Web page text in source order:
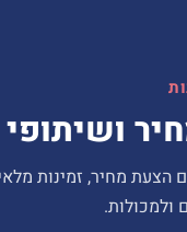
הצעת מחיר, זמינות